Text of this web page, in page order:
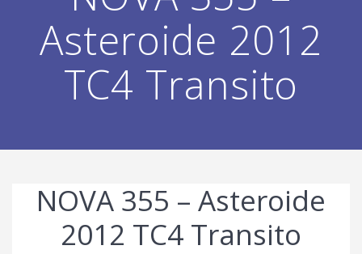
Asteroide 2012
TC4 Transito
NOVA 355 – Asteroide
2012 TC4 Transito